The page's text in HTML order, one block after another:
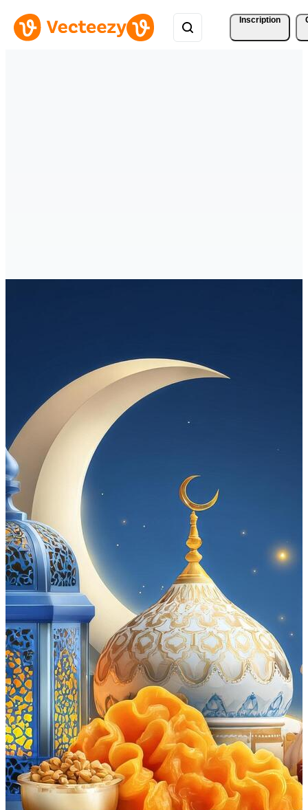
Inscription